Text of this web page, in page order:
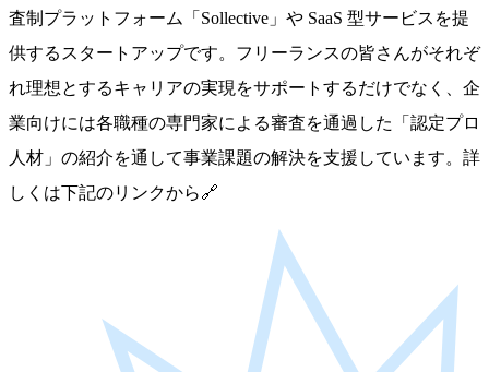
査制プラットフォーム「Sollective」や SaaS 型サービスを提
供するスタートアップです。フリーランスの皆さんがそれぞ
れ理想とするキャリアの実現をサポートするだけでなく、企
業向けには各職種の専門家による審査を通過した「認定プロ
人材」の紹介を通して事業課題の解決を支援しています。詳
しくは下記のリンクから🔗